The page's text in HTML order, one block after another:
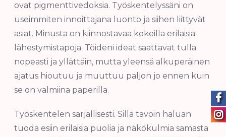
ovat pigmenttivedoksia. Työskentelyssäni on
useimmiten innoittajana luonto ja siihen liittyvät
asiat. Minusta on kiinnostavaa kokeilla erilaisia
lähestymistapoja. Töideni ideat saattavat tulla
nopeasti ja yllättäin, mutta yleensä alkuperäinen
ajatus hioutuu ja muuttuu paljon jo ennen kuin
se on valmiina paperilla.
Työskentelen sarjallisesti. Sillä tavoin haluan
tuoda esiin erilaisia puolia ja näkökulmia samasta